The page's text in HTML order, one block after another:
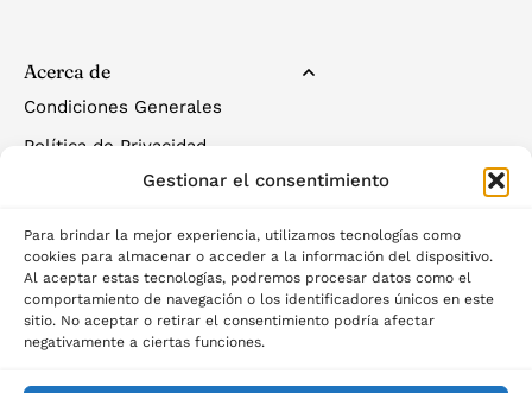
Gestionar el consentimiento
Para brindar la mejor experiencia, utilizamos tecnologías como
cookies para almacenar o acceder a la información del dispositivo.
Al aceptar estas tecnologías, podremos procesar datos como el
comportamiento de navegación o los identificadores únicos en este
sitio. No aceptar o retirar el consentimiento podría afectar
negativamente a ciertas funciones.
Acerca de
Condiciones Generales
Política de Privacidad
Política de Cookies
©2025 Palau del descans